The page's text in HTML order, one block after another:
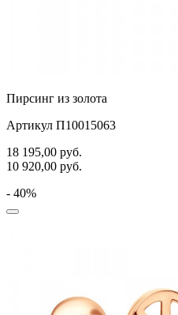
Пирсинг из золота
Артикул П10015063
18 195,00 руб.
10 920,00 руб.
- 40%